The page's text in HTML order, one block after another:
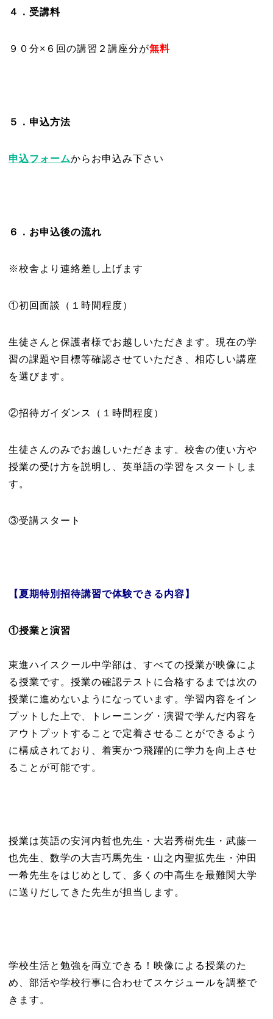
４．受講料
９０分×６回の講習２講座分が無料
５．申込方法
申込フォームからお申込み下さい
６．お申込後の流れ
※校舎より連絡差し上げます
①初回面談（１時間程度）
生徒さんと保護者様でお越しいただきます。現在の学
習の課題や目標等確認させていただき、相応しい講座
を選びます。
②招待ガイダンス（１時間程度）
生徒さんのみでお越しいただきます。校舎の使い方や
授業の受け方を説明し、英単語の学習をスタートしま
す。
③受講スタート
【夏期特別招待講習で体験できる内容】
①授業と演習
東進ハイスクール中学部は、すべての授業が映像によ
る授業です。授業の確認テストに合格するまでは次の
授業に進めないようになっています。学習内容をイン
プットした上で、トレーニング・演習で学んだ内容を
アウトプットすることで定着させることができるよう
に構成されており、着実かつ飛躍的に学力を向上させ
ることが可能です。
授業は英語の安河内哲也先生・大岩秀樹先生・武藤一
也先生、数学の大吉巧馬先生・山之内聖拡先生・沖田
一希先生をはじめとして、多くの中高生を最難関大学
に送りだしてきた先生が担当します。
学校生活と勉強を両立できる！映像による授業のた
め、部活や学校行事に合わせてスケジュールを調整で
きます。